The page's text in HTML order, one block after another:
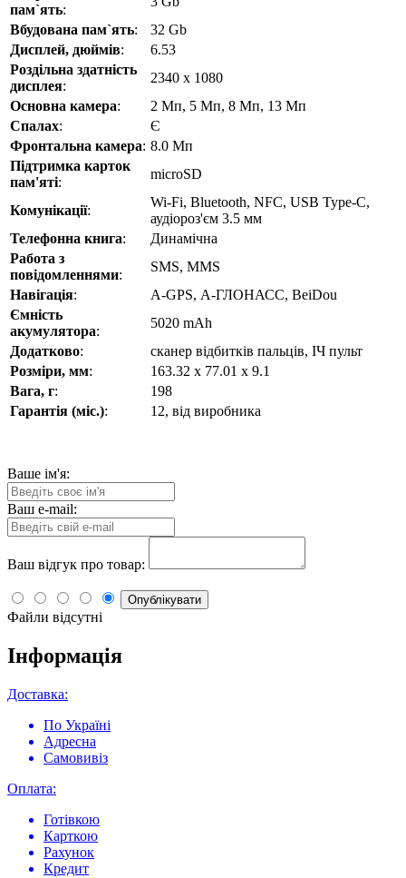
пам`ять:
Вбудована пам`ять:
32 Gb
Дисплей, дюймів:
6.53
Роздільна здатність
дисплея:
2340 x 1080
Основна камера:
2 Мп, 5 Мп, 8 Мп, 13 Мп
Спалах:
Є
Фронтальна камера: 8.0 Мп
Підтримка карток
пам'яті:
microSD
Комунікації:
Wi-Fi, Bluetooth, NFC, USB Type-C,
аудіороз'єм 3.5 мм
Телефонна книга:
Динамічна
Работа з
повідомленнями:
SMS, MMS
Навігація:
A-GPS, А-ГЛОНАСС, BeiDou
Ємність
акумулятора:
5020 mAh
Додатково:
сканер відбитків пальців, ІЧ пульт
Розміри, мм:
163.32 x 77.01 x 9.1
Вага, г:
198
Гарантія (міс.): 12, від виробника
Ваше ім'я:
Ваш e-mail:
Ваш відгук про товар:
Опублікувати
Файли відсутні
Інформація
Доставка:
По Україні
Адресна
Самовивіз
Оплата:
Готівкою
Карткою
Рахунок
Кредит